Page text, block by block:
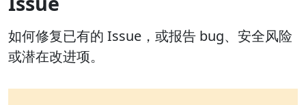
如何修复已有的 Issue，或报告 bug、安全风险
或潜在改进项。